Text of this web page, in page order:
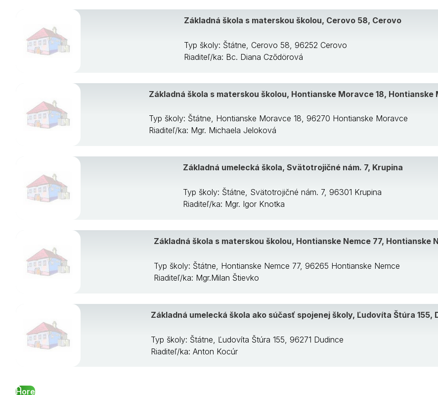
Základná škola s materskou školou, Cerovo 58, Cerovo
Typ školy: Štátne, Cerovo 58, 96252 Cerovo
Riaditeľ/ka: Bc. Diana Cződörová
Základná škola s materskou školou, Hontianske Moravce 18, Hontianske
Typ školy: Štátne, Hontianske Moravce 18, 96270 Hontianske Moravce
Riaditeľ/ka: Mgr. Michaela Jeloková
Základná umelecká škola, Svätotrojičné nám. 7, Krupina
Typ školy: Štátne, Svätotrojičné nám. 7, 96301 Krupina
Riaditeľ/ka: Mgr. Igor Knotka
Základná škola s materskou školou, Hontianske Nemce 77, Hontianske
Typ školy: Štátne, Hontianske Nemce 77, 96265 Hontianske Nemce
Riaditeľ/ka: Mgr.Milan Štievko
Základná umelecká škola ako súčasť spojenej školy, Ľudovíta Štúra 155,
Typ školy: Štátne, Ľudovíta Štúra 155, 96271 Dudince
Riaditeľ/ka: Anton Kocúr
Hore